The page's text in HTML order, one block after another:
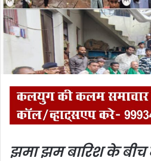
a
झमा झम बारिश के